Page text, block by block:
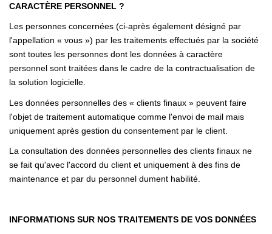
CARACTÈRE PERSONNEL ?
Les personnes concernées (ci-après également désigné par
l'appellation « vous ») par les traitements effectués par la société
sont toutes les personnes dont les données à caractère
personnel sont traitées dans le cadre de la contractualisation de
la solution logicielle.
Les données personnelles des « clients finaux » peuvent faire
l'objet de traitement automatique comme l'envoi de mail mais
uniquement après gestion du consentement par le client.
La consultation des données personnelles des clients finaux ne
se fait qu'avec l'accord du client et uniquement à des fins de
maintenance et par du personnel dument habilité.
INFORMATIONS SUR NOS TRAITEMENTS DE VOS DONNÉES